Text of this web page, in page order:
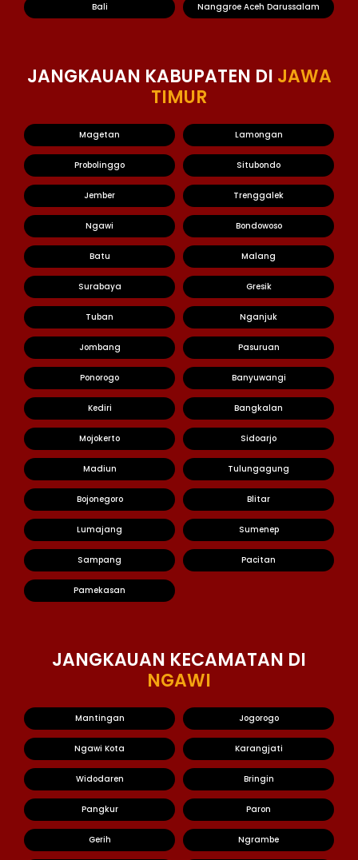
Bali Nanggroe Aceh Darussalam
JANGKAUAN KABUPATEN DI JAWA
TIMUR
Magetan Lamongan
Probolinggo Situbondo
Jember Trenggalek
Ngawi Bondowoso
Batu Malang
Surabaya Gresik
Tuban Nganjuk
Jombang Pasuruan
Ponorogo Banyuwangi
Kediri Bangkalan
Mojokerto Sidoarjo
Madiun Tulungagung
Bojonegoro Blitar
Lumajang Sumenep
Sampang Pacitan
Pamekasan
JANGKAUAN KECAMATAN DI
NGAWI
Mantingan Jogorogo
Ngawi Kota Karangjati
Widodaren Bringin
Pangkur Paron
Gerih Ngrambe